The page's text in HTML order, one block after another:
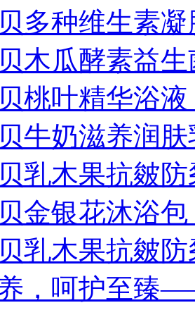
多种维生素
木瓜酵素益
桃叶精华浴
牛奶滋养润
乳木果抗皴
金银花沐浴
乳木果抗皴
，呵护至臻